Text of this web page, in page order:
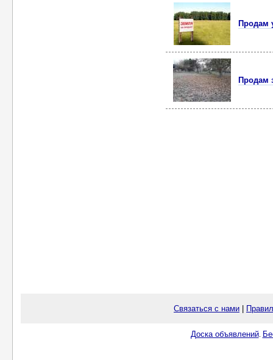
Продам
Продам
Связаться с нами
Доска объявлений.